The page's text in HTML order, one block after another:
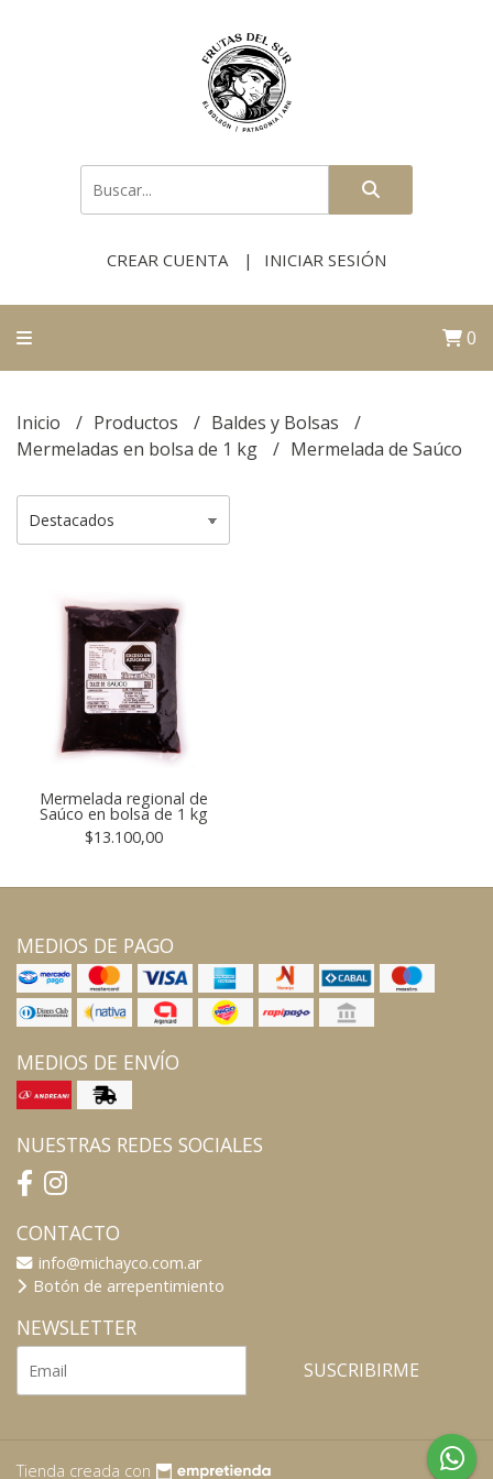
CREAR CUENTA INICIAR SESIÓN
0
Inicio Productos
Baldes y Bolsas
Mermeladas en bolsa de 1 kg
Mermelada de Saúco
Mermelada regional de
Saúco en bolsa de 1 kg
$13.100,00
MEDIOS DE PAGO
MEDIOS DE ENVÍO
NUESTRAS REDES SOCIALES
CONTACTO
info@michayco.com.ar
Botón de arrepentimiento
NEWSLETTER
SUSCRIBIRME
Tienda creada con